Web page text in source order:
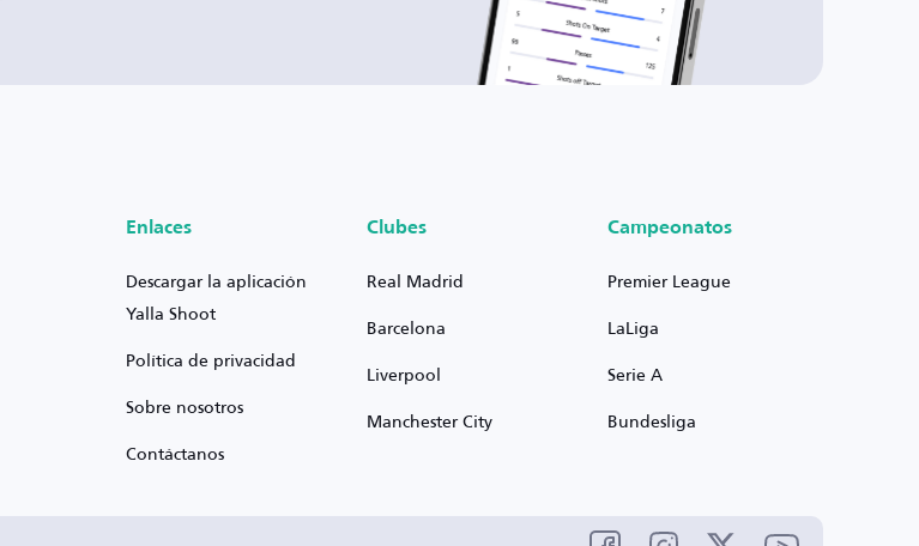
Enlaces
Descargar la aplicación
Yalla Shoot
Política de privacidad
Sobre nosotros
Contáctanos
Clubes
Real Madrid
Barcelona
Liverpool
Manchester City
Campeonatos
Premier League
LaLiga
Serie A
Bundesliga